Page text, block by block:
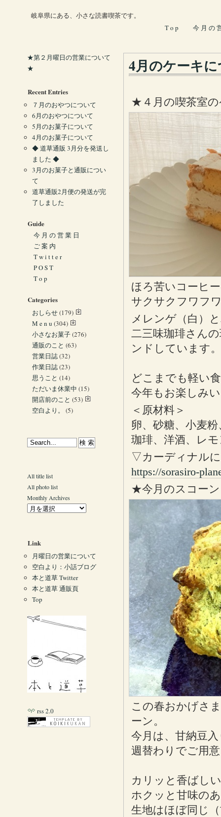
岐阜県にある、小さな読書喫茶です。
T o p
今 月 の
4月のケーキ
★４月の喫茶室
ほろ苦いコーヒ
サクサクフワフ
メレンゲ（白）
二三味珈琲さん
ンドしています。
どこまでも軽い
今年もお楽しみ
＜原材料＞
卵、砂糖、小麦
珈琲、洋酒、レ
▽カーディナル
https://sorasiro-
★今月のスコー
この春おかげさ
ーン。
今月は、甘納豆
週替わりでご用
カリッと香ばし
ホクッと甘味の
生地はほぼ同じ
★第２月曜日の営業について
★
Recent Entries
７月のおやつについて
6月のおやつについて
5月のお菓子について
4月のお菓子について
◆ 道草通販 3月分を発送し
ました ◆
3月のお菓子と通販につい
て
道草通販2月便の発送が完
了しました
Guide
今 月 の 営 業 日
ご 案 内
T w i t t e r
P O S T
T o p
Categories
おしらせ(179)
M e n u (304)
小さなお菓子(276)
通販のこと (63)
営業日誌(32)
作業日誌(23)
思うこと (14)
ただいま休業中 (15)
開店前のこと (53)
空白より。
(5)
All title list
All photo list
Monthly Archives
Link
月曜日の営業について
空白より：小話ブログ
本と道草 Twitter
本と道草 通販頁
Top
rss 2.0